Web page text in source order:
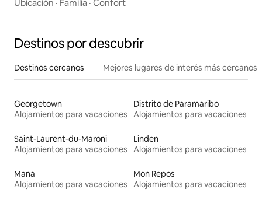
Ubicación · Familia · Confort
Destinos por descubrir
Destinos cercanos Mejores lugares de interés más cercanos
Georgetown
Alojamientos para vacaciones
Distrito de Paramaribo
Alojamientos para vacaciones
Saint-Laurent-du-Maroni
Alojamientos para vacaciones
Linden
Alojamientos para vacaciones
Mana
Alojamientos para vacaciones
Mon Repos
Alojamientos para vacaciones